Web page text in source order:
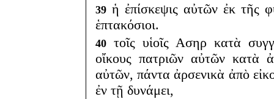
39 ἡ ἐπίσκεψις αὐτῶν ἐκ τῆς
ἑπτακόσιοι.
40 τοῖς υἱοῖς Ασηρ κατὰ
οἴκους πατριῶν αὐτῶν κατὰ
αὐτῶν, πάντα ἀρσενικὰ ἀπὸ
ἐν τῇ δυνάμει,